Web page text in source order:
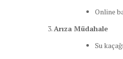
Online
Arıza Müdahale
Su